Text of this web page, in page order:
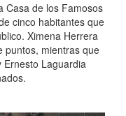
Casa de los Famosos
cinco habitantes que
Ximena Herrera
puntos, mientras que
Ernesto Laguardia